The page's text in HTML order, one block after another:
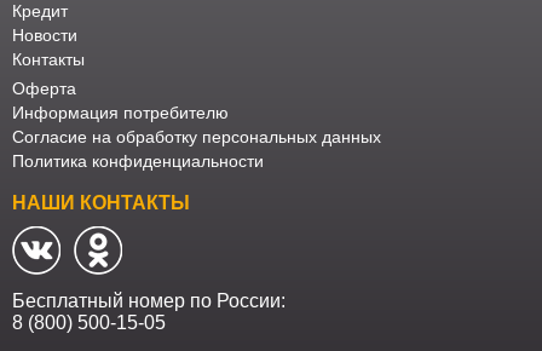
Кредит
Новости
Контакты
Оферта
Информация потребителю
Согласие на обработку персональных данных
Политика конфиденциальности
НАШИ КОНТАКТЫ
Бесплатный номер по России:
8 (800) 500-15-05